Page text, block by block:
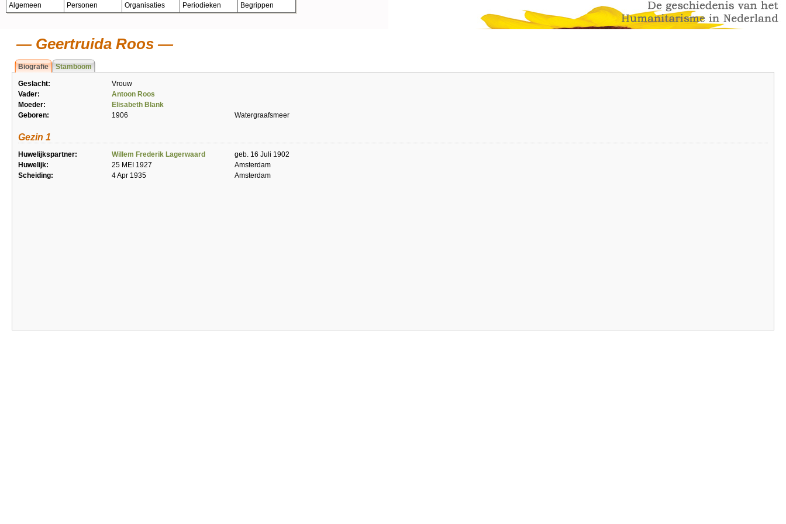
Algemeen Personen Organisaties Periodieken Begrippen
Geertruida Roos
Biografie Stamboom
Geslacht:
Vrouw
Vader:
Antoon Roos
Moeder:
Elisabeth Blank
Geboren:
1906 Watergraafsmeer
Gezin 1
Huwelijkspartner: Willem Frederik Lagerwaard
geb. 16 Juli 1902
Huwelijk:
25 MEI 1927
Amsterdam
Scheiding:
4 Apr 1935 Amsterdam